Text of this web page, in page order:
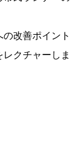
改善ポイント
クチャーしま